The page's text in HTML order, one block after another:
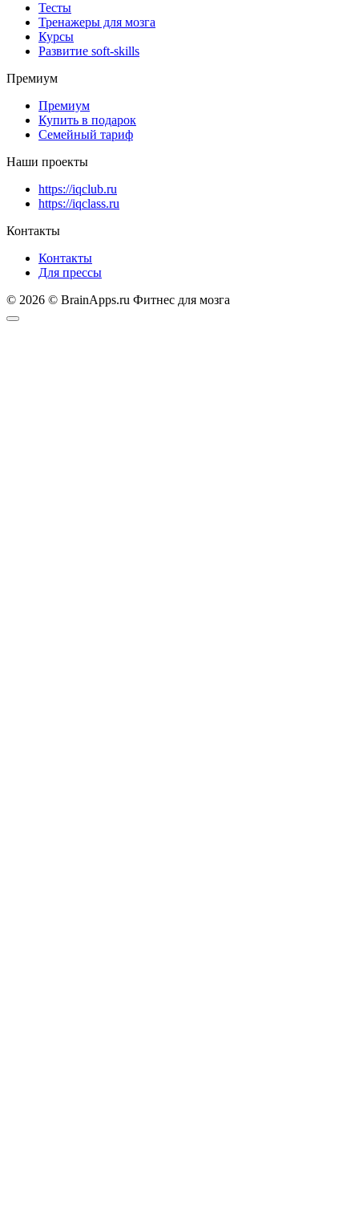
Тесты
Тренажеры для мозга
Курсы
Развитие soft-skills
Премиум
Премиум
Купить в подарок
Семейный тариф
Наши проекты
https://iqclub.ru
https://iqclass.ru
Контакты
Контакты
Для прессы
© 2026 © BrainApps.ru Фитнес для мозга